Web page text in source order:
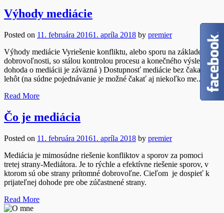
Výhody mediácie
Posted on 11. februára 20161. apríla 2018 by premier
Výhody mediácie Vyriešenie konfliktu, alebo sporu na základe
dobrovoľnosti, so stálou kontrolou procesu a konečného výsledku. (
dohoda o mediácii je záväzná ) Dostupnosť mediácie bez čakacích
lehôt (na súdne pojednávanie je možné čakať aj niekoľko me...
Read More
Čo je mediácia
Posted on 11. februára 20161. apríla 2018 by premier
Mediácia je mimosúdne riešenie konfliktov a sporov za pomoci
tretej strany-Mediátora. Je to rýchle a efektívne riešenie sporov, v
ktorom sú obe strany prítomné dobrovoľne. Cieľom je dospieť k
prijateľnej dohode pre obe zúčastnené strany.
Read More